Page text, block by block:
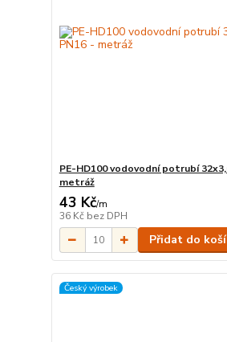
PE-HD100 vodovodní potrubí
metráž
43 Kč/m
36 Kč bez DPH
Přidat do
Český výrobek